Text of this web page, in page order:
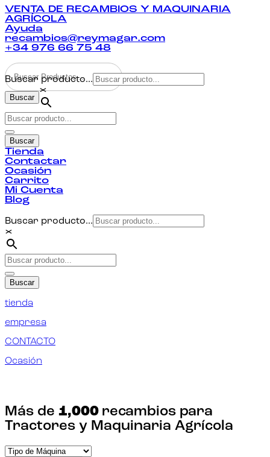
VENTA DE RECAMBIOS Y MAQUINARIA
AGRÍCOLA
Ayuda
recambios@reymagar.com
+34 976 66 75 48
Buscar
Buscar producto...
×
Buscar
Tienda
Contactar
Ocasión
Carrito
Mi Cuenta
Blog
Buscar producto...
×
Buscar
tienda
empresa
CONTACTO
Ocasión
Más de 1,000 recambios para
Tractores y Maquinaria Agrícola